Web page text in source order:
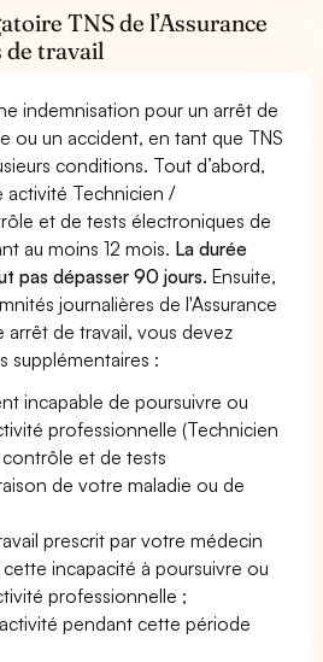
TNS de l’Assurance
de travail
indemnisation pour un arrêt de
ou un accident, en tant que TNS
conditions. Tout d’abord,
activité Technicien /
et de tests électroniques de
au moins 12 mois. La durée
pas dépasser 90 jours. Ensuite,
journalières de l'Assurance
de travail, vous devez
supplémentaires :
incapable de poursuivre ou
professionnelle (Technicien
et de tests
de votre maladie ou de
prescrit par votre médecin
incapacité à poursuivre ou
professionnelle ;
pendant cette période